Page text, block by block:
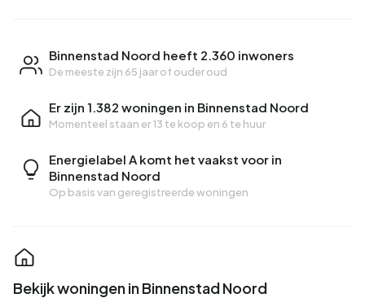
Binnenstad Noord heeft 2.360 inwoners
De meeste zijn 65 jaar of ouder oud
Er zijn 1.382 woningen in Binnenstad Noord
Momenteel staan er13 te koop en 6 te huur
Energielabel A komt het vaakst voor in
Binnenstad Noord
Op basis van geregistreerde woningen
Bekijk woningen in Binnenstad Noord